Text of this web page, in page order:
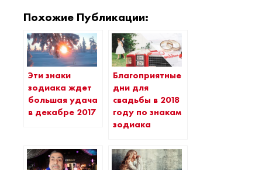
Похожие Публикации:
Эти знаки
зодиака ждет
большая удача
в декабре 2017
Благоприятные
дни для
свадьбы в 2018
году по знакам
зодиака